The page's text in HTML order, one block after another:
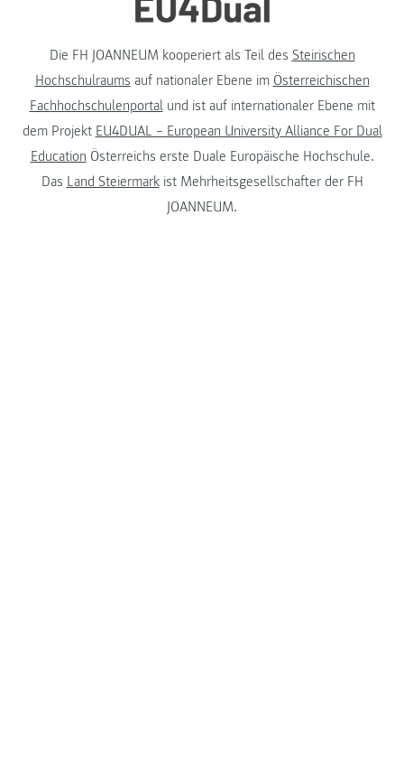
Die FH JOANNEUM kooperiert als Teil des Steirischen
Hochschulraums auf nationaler Ebene im Österreichischen
Fachhochschulenportalund ist auf internationaler Ebene mit
dem Projekt EU4DUAL – European University Alliance For Dual
Education Österreichs erste Duale Europäische Hochschule.
Das Land Steiermarkist Mehrheitsgesellschafter der FH
JOANNEUM.